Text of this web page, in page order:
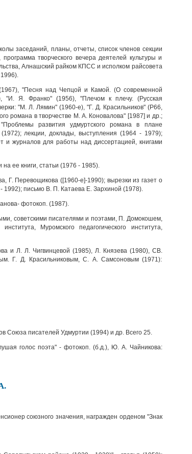
заседаний, планы, отчеты, список членов секции
творческого вечера деятелей культуры и
Алнашский райком КПСС и исполком райсовета
"Песня над Чепцой и Камой. (О современной
"И. Я. Франко" (1956), "Плечом к плечу. (Русская
"М. Л. Лямин" (1960-е), "Г. Д. Красильников" (Р66,
романа в творчестве М. А. Коновалова" [1987] и др.;
развития удмуртского романа в плане
лекции, доклады, выступления (1964 - 1979);
и журналов для работы над диссертацией, книгами
ее книги, статьи (1976 - 1985).
Г. Перевощикова ([1960-е]-1990); вырезки из газет о
1992); письмо В. П. Катаева Е. Зархиной (1978).
фотокоп. (1987).
советскими писателями и поэтами, П. Домокошем,
Муромского педагогического института,
и Л. Л. Чигвинцевой (1985), Л. Князева (1980), СВ.
Г. Д. Красильниковым, С. А. Самсоновым (1971):
Союза писателей Удмуртии (1994) и др. Всего 25.
голос поэта" - фотокоп. (б.д.), Ю. А. Чайникова:
союзного значения, награжден орденом "Знак